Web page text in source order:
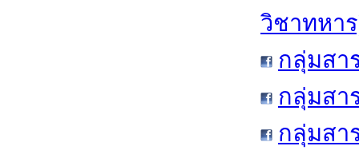
วิชาทหา
กลุ่มสา
กลุ่มสา
กลุ่มสา